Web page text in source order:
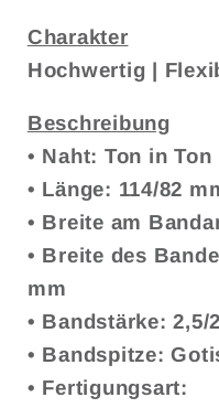
Charakter
Hochwertig |
Beschreibung
• Naht: Ton in Ton
• Länge: 114/82
• Breite am
• Breite des
mm
• Bandstärke: 2,5/
• Bandspitze:
• Fertigungsart: